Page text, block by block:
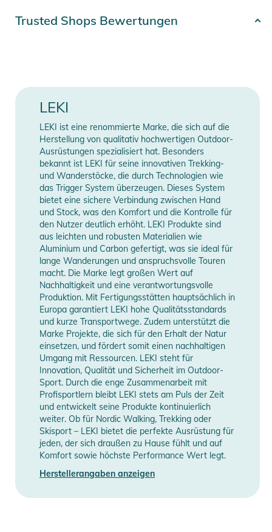
- Griff: Turbo Sport
- Schlaufe Größe: Einheitsgröße
- Spitze: Steel Tip (im Rohr)
Produktinformationen und
Sicherheitshinweise
Gebrauchsanweisungen, Sicherheitshinweise und Warnungen
finden Sie direkt am Produkt.
Manufacturer
Information
Herstellerangaben
anzeigen
Trusted Shops Bewertungen
LEKI
LEKI ist eine renommierte Marke, die sich auf die
Herstellung von qualitativ hochwertigen Outdoor-
Ausrüstungen spezialisiert hat. Besonders
bekannt ist LEKI für seine innovativen Trekking-
und Wanderstöcke, die durch Technologien wie
das Trigger System überzeugen. Dieses System
bietet eine sichere Verbindung zwischen Hand
und Stock, was den Komfort und die Kontrolle für
den Nutzer deutlich erhöht. LEKI Produkte sind
aus leichten und robusten Materialien wie
Aluminium und Carbon gefertigt, was sie ideal für
lange Wanderungen und anspruchsvolle Touren
macht. Die Marke legt großen Wert auf
Nachhaltigkeit und eine verantwortungsvolle
Produktion. Mit Fertigungsstätten hauptsächlich in
Europa garantiert LEKI hohe Qualitätsstandards
und kurze Transportwege. Zudem unterstützt die
Marke Projekte, die sich für den Erhalt der Natur
einsetzen, und fördert somit einen nachhaltigen
Umgang mit Ressourcen. LEKI steht für
Innovation, Qualität und Sicherheit im Outdoor-
Sport. Durch die enge Zusammenarbeit mit
Profisportlern bleibt LEKI stets am Puls der Zeit
und entwickelt seine Produkte kontinuierlich
weiter. Ob für Nordic Walking, Trekking oder
Skisport – LEKI bietet die perfekte Ausrüstung für
jeden, der sich draußen zu Hause fühlt und auf
Komfort sowie höchste Performance Wert legt.
Herstellerangaben anzeigen